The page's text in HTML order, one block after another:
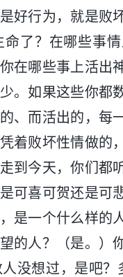
好行为，就是败
了？在哪些事
在哪些事上活出
。如果这些你都
、而活出的，每
着败坏性情做的
到今天，你们都
可喜可贺还是可
是一个什么样的
的人？（是。）
没想过，是吧